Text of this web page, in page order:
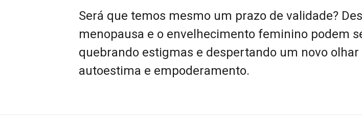
Será que temos mesmo um prazo de validade?
menopausa e o envelhecimento feminino podem
quebrando estigmas e despertando um novo olhar
autoestima e empoderamento.